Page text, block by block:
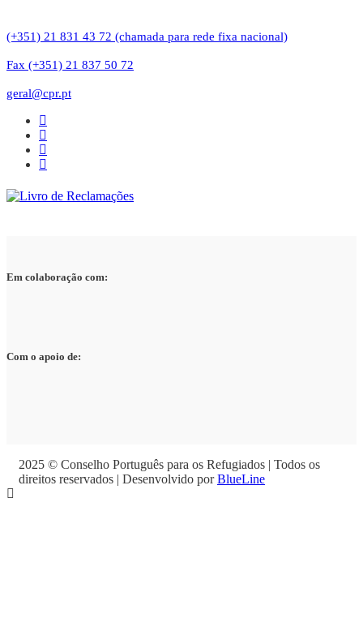
(+351) 21 831 43 72 (chamada para rede fixa nacional)
Fax (+351) 21 837 50 72
geral@cpr.pt
Em colaboração com:
Com o apoio de:
2025 © Conselho Português para os Refugiados | Todos os
direitos reservados | Desenvolvido porBlueLine